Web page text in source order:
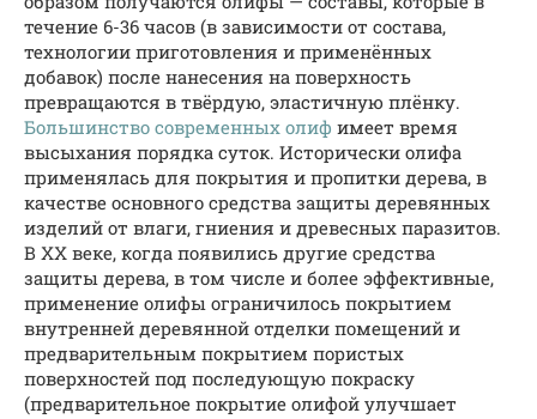
течение 6-36 часов (в зависимости от состава,
технологии приготовления и применённых
добавок) после нанесения на поверхность
превращаются в твёрдую, эластичную плёнку.
Большинство современных олиф имеет время
высыхания порядка суток. Исторически олифа
применялась для покрытия и пропитки дерева, в
качестве основного средства защиты деревянных
изделий от влаги, гниения и древесных паразитов.
В XX веке, когда появились другие средства
защиты дерева, в том числе и более эффективные,
применение олифы ограничилось покрытием
внутренней деревянной отделки помещений и
предварительным покрытием пористых
поверхностей под последующую покраску
(предварительное покрытие олифой улучшает